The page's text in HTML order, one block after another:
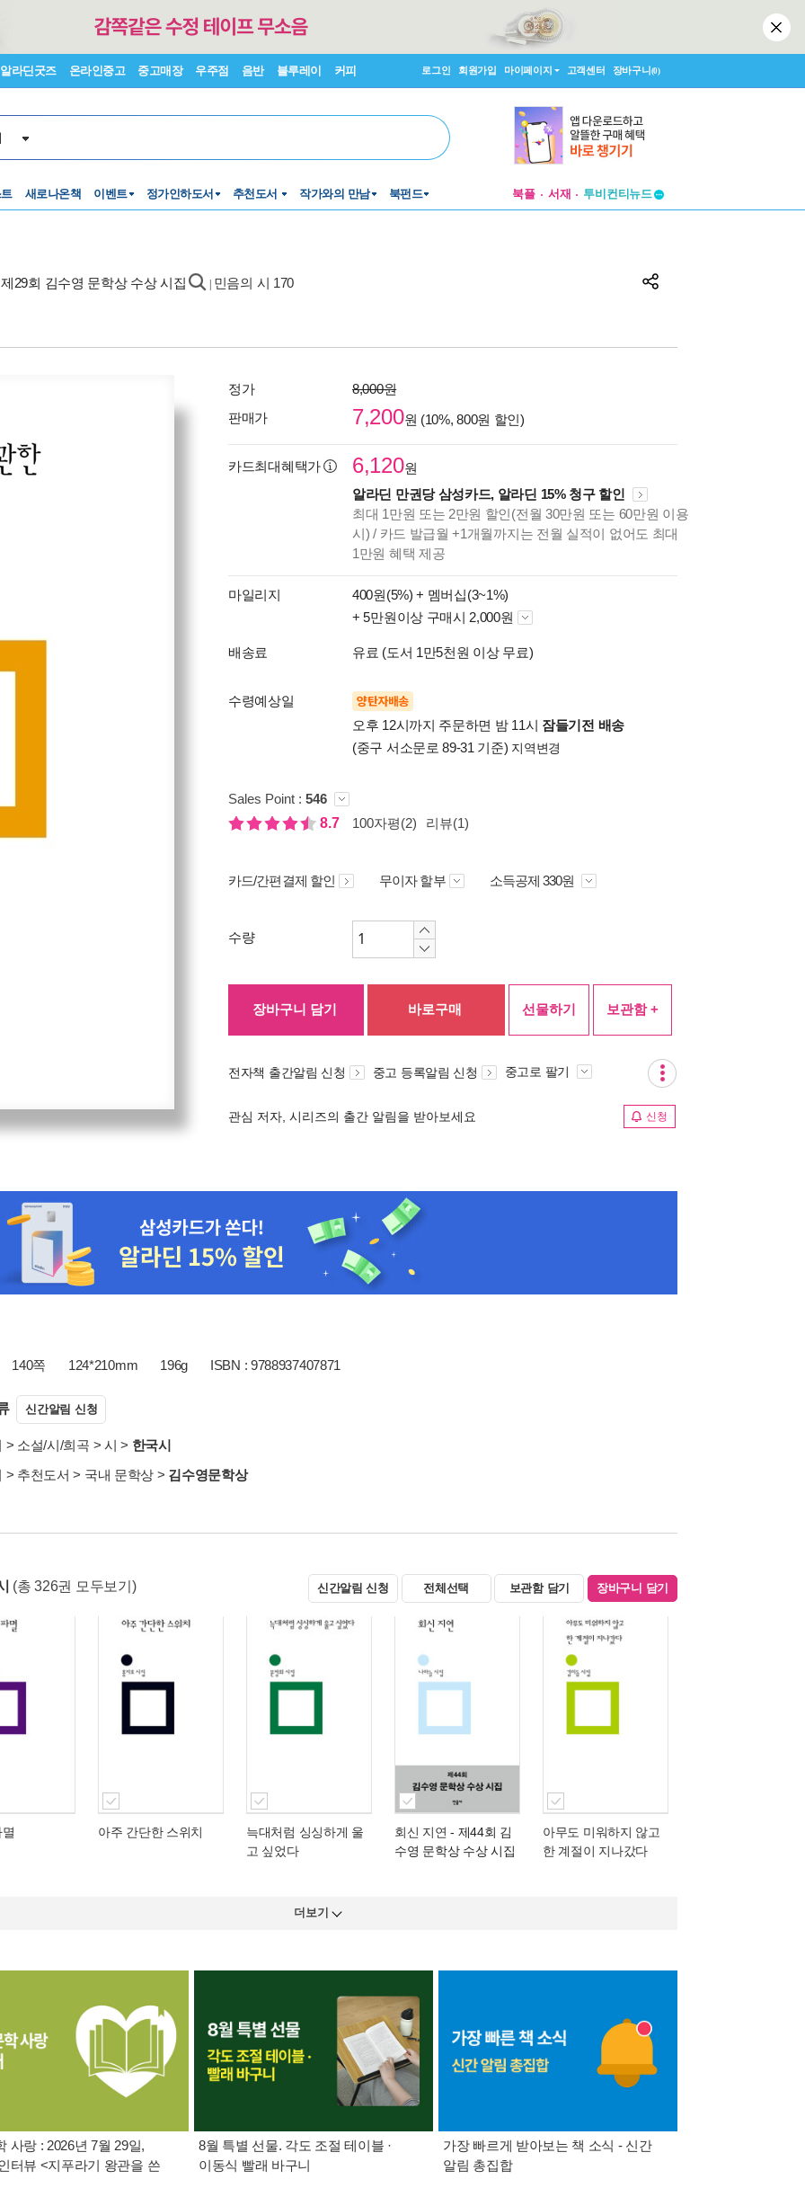
알라딘굿즈 온라인중고 중고매장 우주점 음반 블루레이 커피 로그인 회원가입 마이페이지 고객센터 장바구니(0)
새로나온책 이벤트 정가인하도서 추천도서 작가와의 만남 북펀드 북플 서재
투비컨티뉴드
29회 김수영 문학상 수상 시집 민음의 시 170
정가
8,000원
판매가
7,200원 (10%, 800원 할인)
카드최대혜택가 6,120원
알라딘 만권당 삼성카드, 알라딘 15% 청구 할인
최대 1만원 또는 2만원 할인(전월 30만원 또는 60만원 이용
시) / 카드 발급월 +1개월까지는 전월 실적이 없어도 최대
1만원 혜택 제공
마일리지 400원(5%) + 멤버십(3~1%)
+ 5만원이상 구매시 2,000원
배송료 유료 (도서 1만5천원 이상 무료)
수령예상일 양탄자배송
오후 12시까지 주문하면 밤 11시 잠들기전 배송
(중구 서소문로 89-31 기준) 지역변경
Sales Point : 546
8.7
100자평(2) 리뷰(1)
카드/간편결제 할인 무이자 할부 소득공제 330원
수량
장바구니 담기 바로구매 선물하기 보관함 +
전자책 출간알림 신청 중고 등록알림 신청 중고로 팔기
관심 저자, 시리즈의 출간 알림을 받아보세요 신청
140쪽 124*210mm 196g ISBN : 9788937407871
신간알림 신청
> 소설/시/희곡 > 시 > 한국시
> 추천도서 > 국내 문학상 > 김수영문학상
(총 326권 모두보기) 신간알림 신청 전체선택 보관함 담기 장바구니 담기
아주 간단한 스위치
늑대처럼 싱싱하게 울
고 싶었다
회신 지연 - 제44회 김
수영 문학상 수상 시집
아무도 미워하지 않고
한 계절이 지나갔다
더보기
사랑 : 2026년 7월 29일,
터뷰 <지푸라기 왕관을 쓴
8월 특별 선물. 각도 조절 테이블 ·
이동식 빨래 바구니
가장 빠르게 받아보는 책 소식 - 신간
알림 총집합